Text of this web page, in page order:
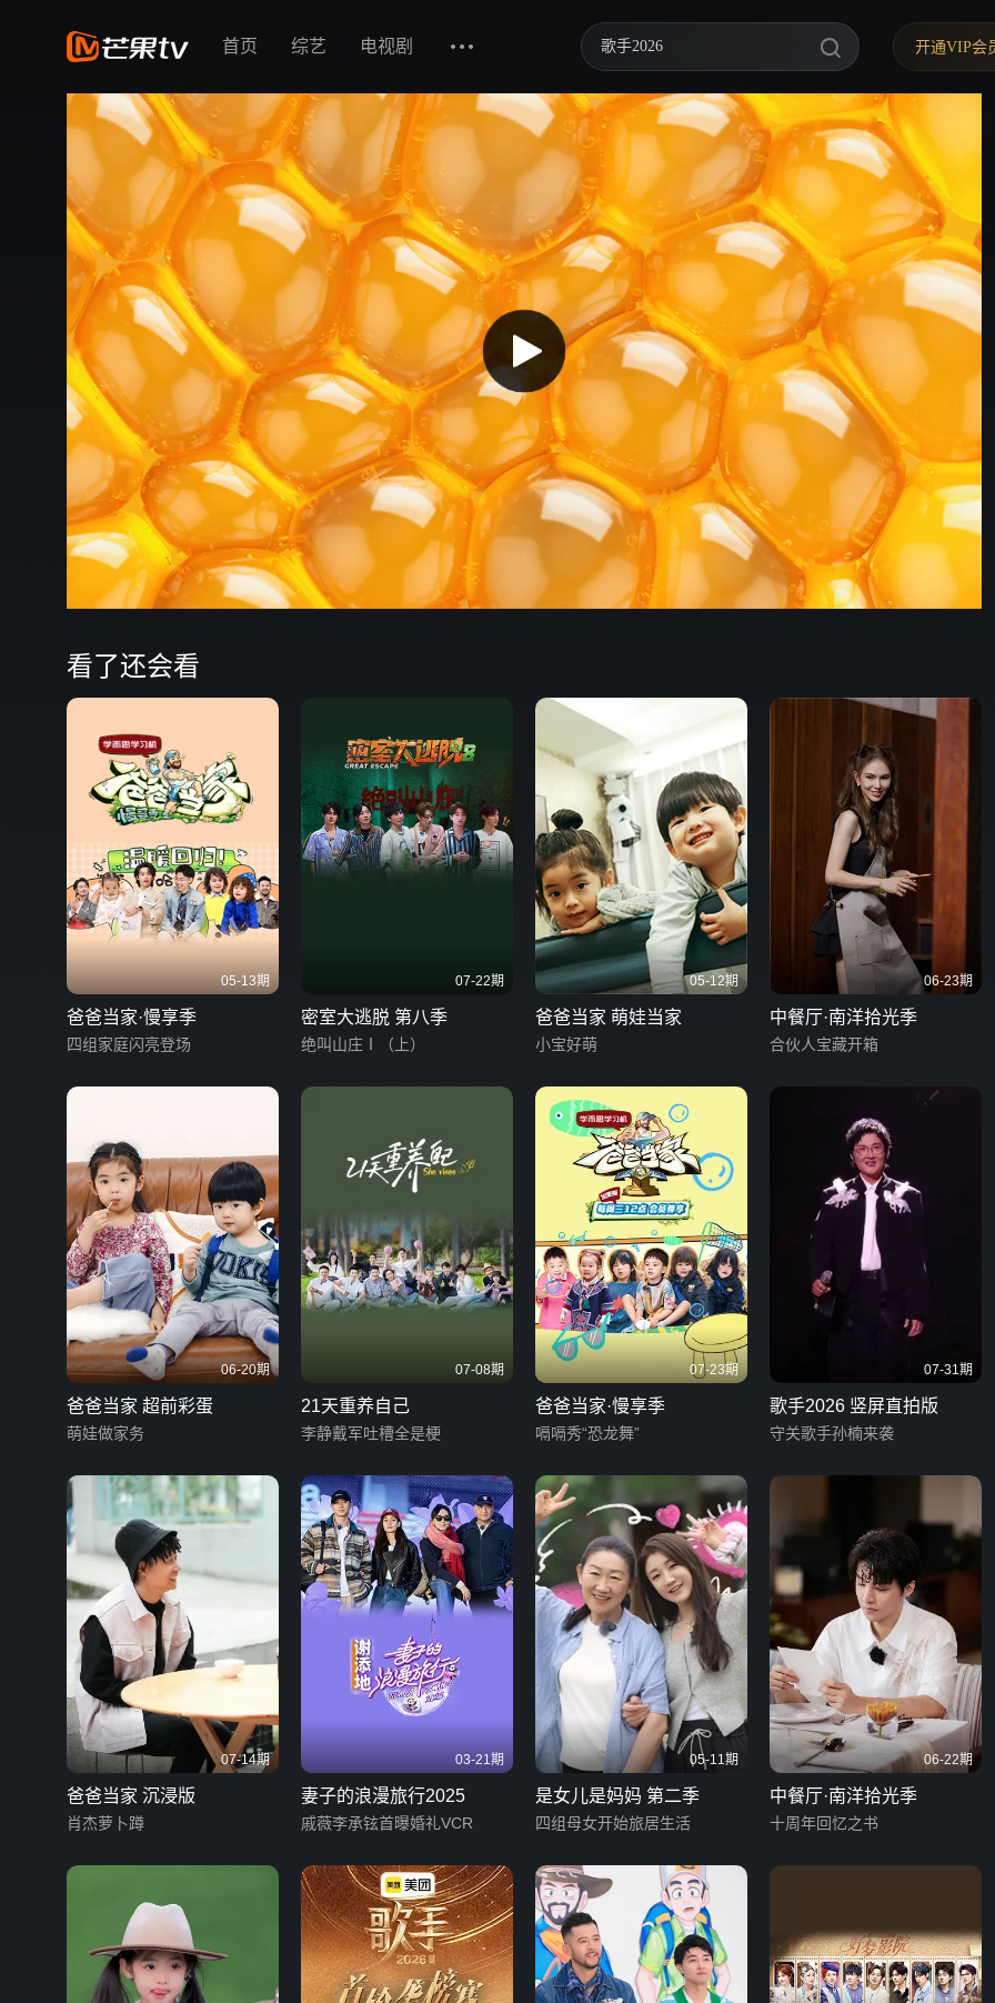
首页 综艺 电视剧
密室大逃脱 第八季
歌手2026
你好，星期六
中餐厅·南洋拾光季
快乐老家
野狗骨头
忙忙碌碌寻宝藏2
我们的宿舍·归心季
爸爸当家 第五季
开通VIP会
看了还会看
05-13期
爸爸当家·慢享季
四组家庭闪亮登场
07-22期
密室大逃脱 第八季
绝叫山庄Ⅰ（上）
05-12期
爸爸当家 萌娃当家
小宝好萌
06-23期
中餐厅·南洋拾光季
合伙人宝藏开箱
06-20期
爸爸当家 超前彩蛋
萌娃做家务
07-08期
21天重养自己
李静戴军吐槽全是梗
07-23期
爸爸当家·慢享季
嗝嗝秀“恐龙舞”
07-31期
歌手2026 竖屏直拍版
守关歌手孙楠来袭
07-14期
爸爸当家 沉浸版
肖杰萝卜蹲
03-21期
妻子的浪漫旅行2025
戚薇李承铉首曝婚礼VCR
05-11期
是女儿是妈妈 第二季
四组母女开始旅居生活
06-22期
中餐厅·南洋拾光季
十周年回忆之书